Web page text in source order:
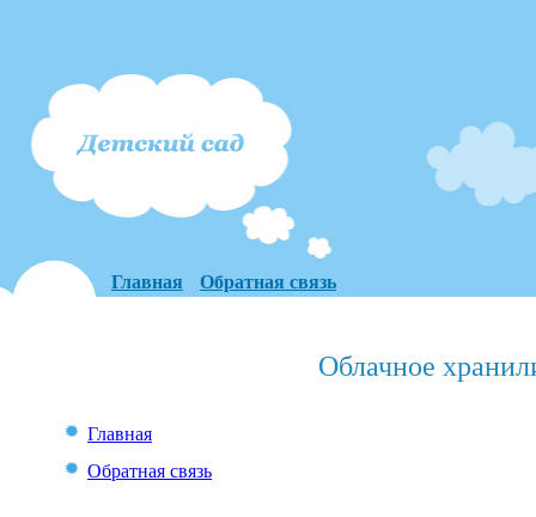
Главная Обратная связь
Облачное
Главная
Обратная связь